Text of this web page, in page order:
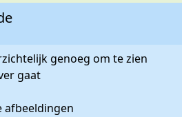
genoeg om te zien
gaat
afbeeldingen